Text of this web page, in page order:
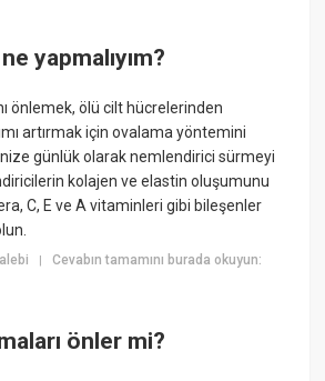
yapmalıyım?
önlemek, ölü cilt hücrelerinden
artırmak için ovalama yöntemini
günlük olarak nemlendirici sürmeyi
kolajen ve elastin oluşumunu
C, E ve A vitaminleri gibi bileşenler
|Cevabın tamamını burada okuyun:
önler mi?